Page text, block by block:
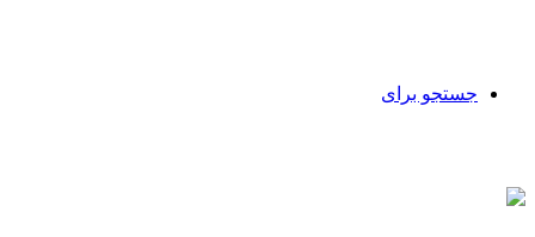
جستجو برای